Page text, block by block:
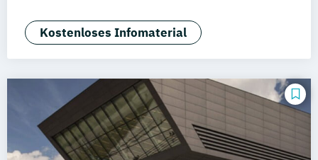
Brand Management (dual)
General Management-Spezialisierung
General Management-Spezialisierung
Marketing-
Medien- und Eventmanagement (dual)
Kostenloses Infomaterial